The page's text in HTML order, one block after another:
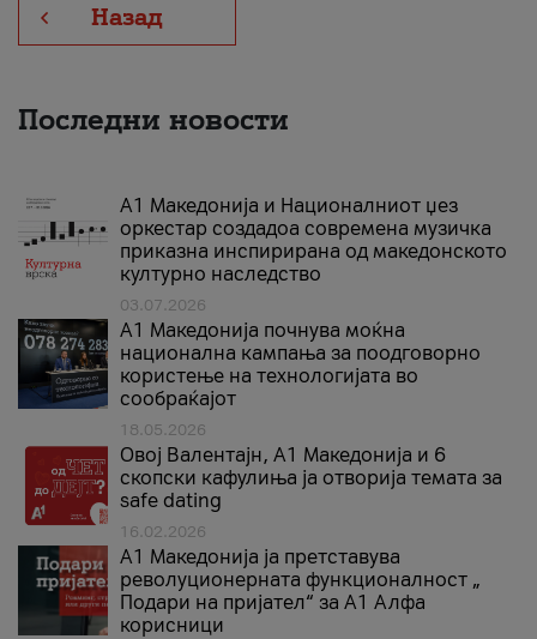
Назад
Последни новости
А1 Македонија и Националниот џез
оркестар создадоа современа музичка
приказна инспирирана од македонското
културно наследство
03.07.2026
A1 Македонија почнува моќна
национална кампања за поодговорно
користење на технологијата во
сообраќајот
18.05.2026
Овој Валентајн, A1 Македонија и 6
скопски кафулиња ја отворија темата за
safe dating
16.02.2026
А1 Македонија ја претставува
револуционерната функционалност „
Подари на пријател“ за А1 Алфа
корисници